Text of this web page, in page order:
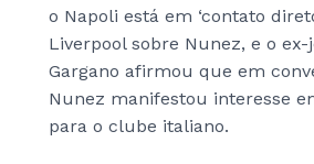
o Napoli está em ‘contato
Liverpool sobre Nunez, e o
Gargano afirmou que em
Nunez manifestou interesse
para o clube italiano.